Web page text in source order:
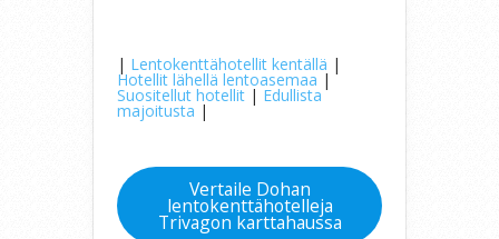
| Lentokenttähotellit kentällä |
Hotellit lähellä lentoasemaa |
Suositellut hotellit | Edullista
majoitusta |
Vertaile Dohan
lentokenttähotelleja
Trivagon karttahaussa